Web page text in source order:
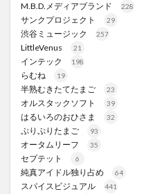
M.B.D.メディアブランド 228
サンクプロジェクト 29
渋谷ミュージック 257
LittleVenus 21
インテック 198
らむね 19
半熟むきたてたまご 23
オルスタックソフト 39
はるいろのおひさま 32
ぷりぷりたまご 93
オータムリーフ 35
セプテット 6
純真アイドル独り占め 64
スパイスビジュアル 441